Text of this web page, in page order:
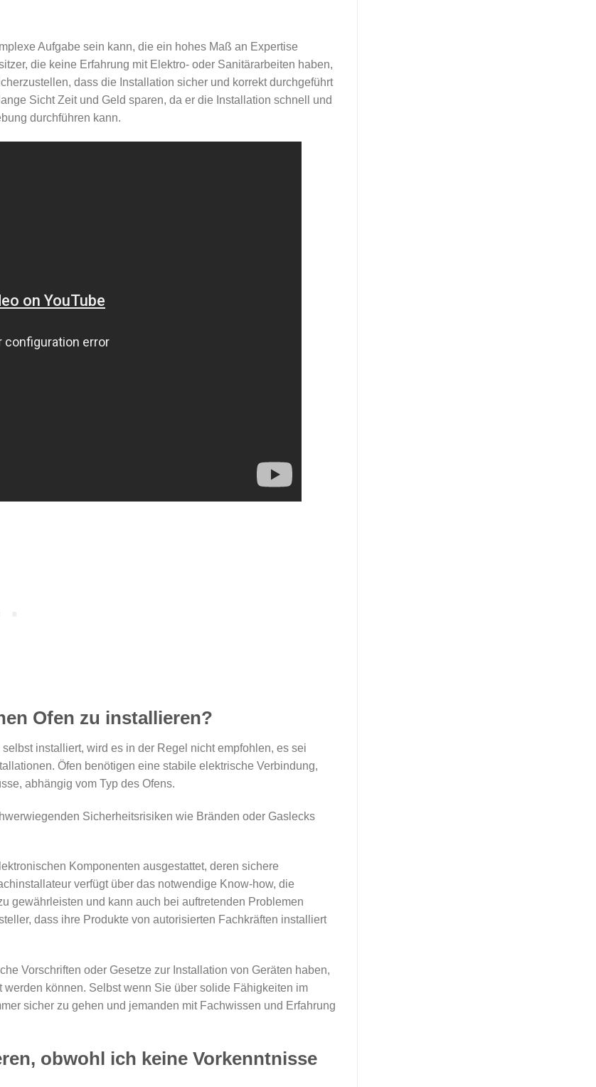
Aufgabe sein kann, die ein hohes Maß an Expertise
die keine Erfahrung mit Elektro- oder Sanitärarbeiten haben,
dass die Installation sicher und korrekt durchgeführt
Sicht Zeit und Geld sparen, da er die Installation schnell und
durchführen kann.
Ofen zu installieren?
installiert, wird es in der Regel nicht empfohlen, es sei
Öfen benötigen eine stabile elektrische Verbindung,
abhängig vom Typ des Ofens.
Sicherheitsrisiken wie Bränden oder Gaslecks
Komponenten ausgestattet, deren sichere
verfügt über das notwendige Know-how, die
gewährleisten und kann auch bei auftretenden Problemen
dass ihre Produkte von autorisierten Fachkräften installiert
Vorschriften oder Gesetze zur Installation von Geräten haben,
können. Selbst wenn Sie über solide Fähigkeiten im
sicher zu gehen und jemanden mit Fachwissen und Erfahrung
obwohl ich keine Vorkenntnisse